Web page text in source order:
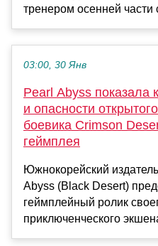
тренером осенней
03:00, 30 Янв
Pearl Abyss показала
и опасности
боевика Crimson
геймплея
Южнокорейский
Abyss (Black Desert)
геймплейный ролик
приключенческого